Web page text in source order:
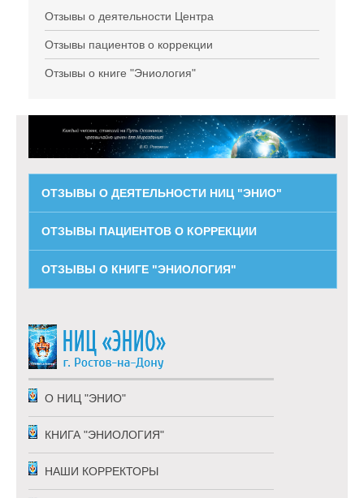
Отзывы о деятельности Центра
Отзывы пациентов о коррекции
Отзывы о книге "Эниология"
ОТЗЫВЫ О ДЕЯТЕЛЬНОСТИ НИЦ "ЭНИО"
ОТЗЫВЫ ПАЦИЕНТОВ О КОРРЕКЦИИ
ОТЗЫВЫ О КНИГЕ "ЭНИОЛОГИЯ"
О НИЦ "ЭНИО"
КНИГА "ЭНИОЛОГИЯ"
НАШИ КОРРЕКТОРЫ